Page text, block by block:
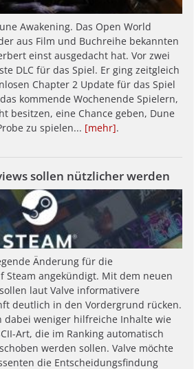
Awakening. Das Open World
aus Film und Buchreihe bekannten
einst ausgedacht hat. Vor zwei
DLC für das Spiel. Er ging zeitgleich
Chapter 2 Update für das Spiel
kommende Wochenende Spielern,
besitzen, eine Chance geben, Dune
zu spielen... [mehr].
sollen nützlicher werden
Änderung für die
Steam angekündigt. Mit dem neuen
laut Valve informativere
deutlich in den Vordergrund rücken.
dabei weniger hilfreiche Inhalte wie
Art, die im Ranking automatisch
werden sollen. Valve möchte
die Entscheidungsfindung